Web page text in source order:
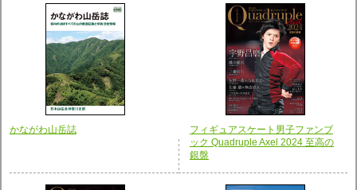
かながわ山岳誌
フィギュアスケート男子ファンブ
ック Quadruple Axel 2024 至高の
銀盤